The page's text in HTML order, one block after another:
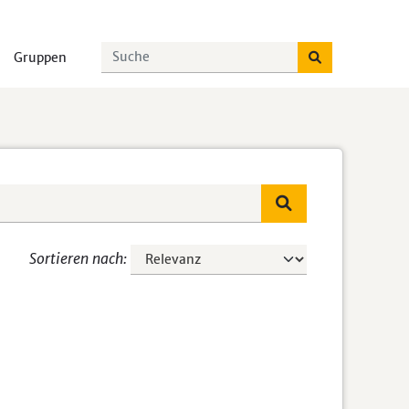
Gruppen
Sortieren nach